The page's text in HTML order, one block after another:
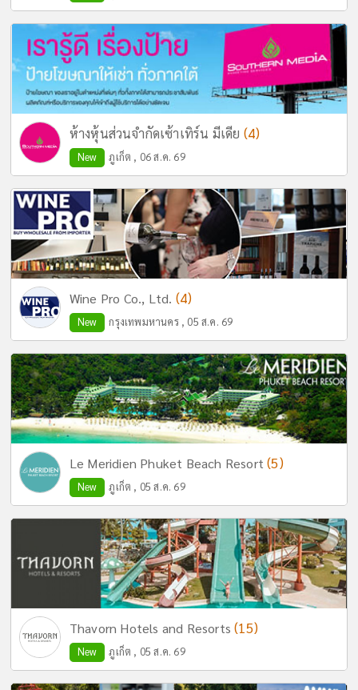
ห้างหุ้นส่วนจำกัดเซ้าเทิร์น มีเดีย (4)
New ภูเก็ต , 06 ส.ค. 69
Wine Pro Co., Ltd. (4)
New กรุงเทพมหานคร , 05 ส.ค. 69
Le Meridien Phuket Beach Resort(5)
New ภูเก็ต , 05 ส.ค. 69
Thavorn Hotels and Resorts(15)
New ภูเก็ต , 05 ส.ค. 69